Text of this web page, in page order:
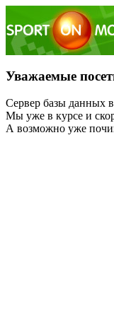
Уважаемые
Сервер базы данных
Мы уже в курсе и
А возможно уже